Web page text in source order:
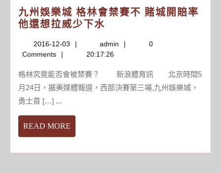
九州娛樂城 格林會禁賽不 賭城開賠率
他還想拉威少下水
娛
樂
格
林
賭
2016-12-03
2016-
12-
admin admin
0
Comments
20:17:26
格林究竟能否會被禁賽？ 新浪體育訊 北京時間5
月24日，据美媒體報道，西部決賽第三場,九州娛樂城，
勇士首 […] ...
READ MORE
MORE